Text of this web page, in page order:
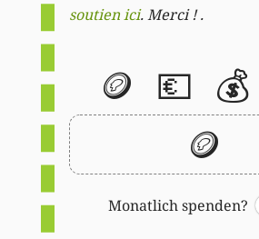
soutien ici. Merci ! .
🪙 💶 💰
🪙
Monatlich spenden?
Switch